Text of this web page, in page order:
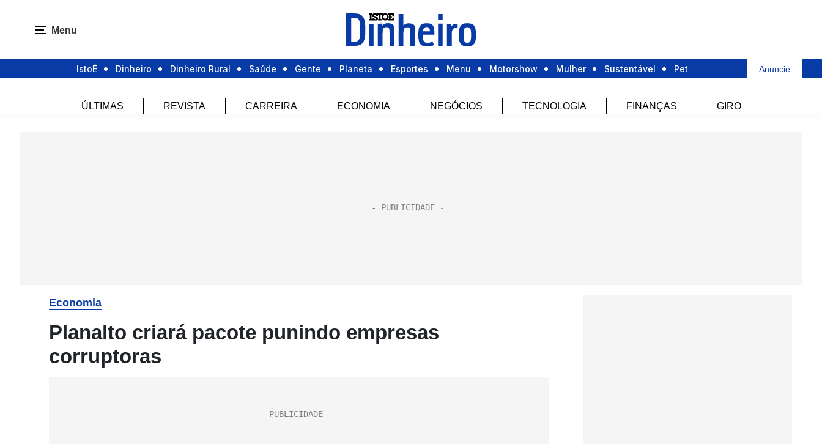
Menu
IstoÉ Dinheiro Dinheiro Rural Saúde Gente Planeta Esportes Menu Motorshow Mulher Sustentável Pet Anuncie
ÚLTIMAS REVISTA CARREIRA ECONOMIA NEGÓCIOS TECNOLOGIA FINANÇAS GIRO
Economia
Planalto criará pacote punindo empresas
corruptoras